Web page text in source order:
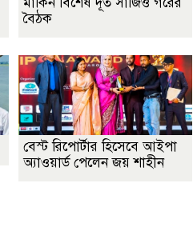
বৈঠক
বেস্ট রিপোর্টার হিসেবে আইপা
অ্যাওয়ার্ড পেলেন জয় শাহীন